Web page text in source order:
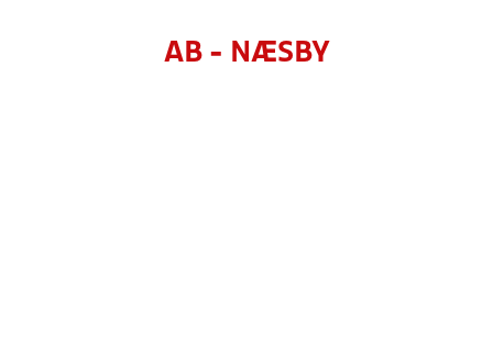
AB - NÆSBY